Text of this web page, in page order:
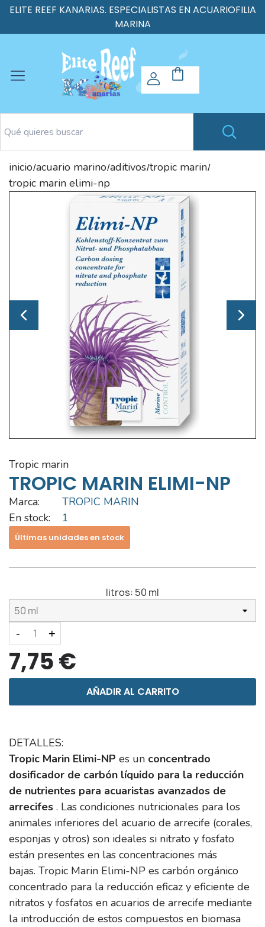
ELITE REEF KANARIAS. ESPECIALISTAS EN ACUARIOFILIA
MARINA
inicio/acuario marino/aditivos/tropic marin/
tropic marin elimi-np
tropic marin
TROPIC MARIN ELIMI-NP
Marca:
TROPIC MARIN
En stock:
1
Últimas unidades en stock
litros: 50 ml
- +
7,75 €
AÑADIR AL CARRITO
DETALLES:
Tropic Marin Elimi-NP es un concentrado
dosificador de carbón líquido para la reducción
de nutrientes para acuaristas avanzados de
arrecifes . Las condiciones nutricionales para los
animales inferiores del acuario de arrecife (corales,
esponjas y otros) son ideales si nitrato y fosfato
están presentes en las concentraciones más
bajas. Tropic Marin Elimi-NP es carbón orgánico
concentrado para la reducción eficaz y eficiente de
nitratos y fosfatos en acuarios de arrecife mediante
la introducción de estos compuestos en biomasa